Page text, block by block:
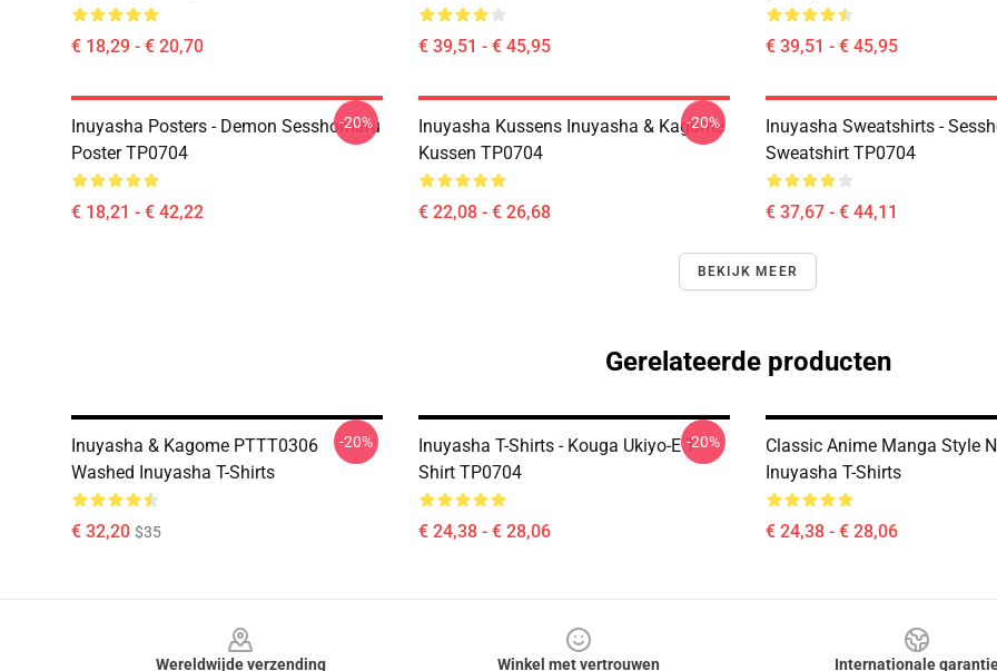
€ 18,29 - € 20,70 € 39,51 - € 45,95 € 39,51 - € 45,95
Inuyasha Posters - Demon Sesshomaru
Poster TP0704
€ 18,21 - € 42,22
-20%
Inuyasha Kussens Inuyasha & Kagome
Kussen TP0704
€ 22,08 - € 26,68
-20%
Inuyasha Sweatshirts -
Sweatshirt TP0704
€ 37,67 - € 44,11
BEKIJK MEER
Gerelateerde producten
Inuyasha & Kagome PTTT0306
Washed Inuyasha T-Shirts
€ 32,20 $35
-20%
Inuyasha T-Shirts - Kouga Ukiyo-E T-
Shirt TP0704
€ 24,38 - € 28,06
-20%
Classic Anime Manga Style
Inuyasha T-Shirts
€ 24,38 - € 28,06
Wereldwijde verzending Winkel met vertrouwen Internationale